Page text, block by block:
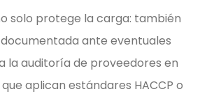
solo protege la carga: también
ante eventuales
la auditoría de proveedores en
aplican estándares HACCP o